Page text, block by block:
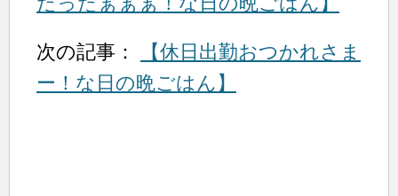
次の記事：
【休日出勤おつかれさま
ー！な日の晩ごはん】